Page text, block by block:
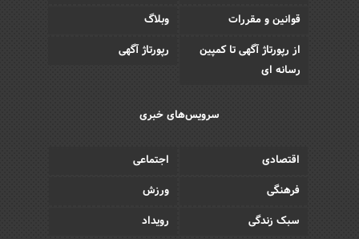
قوانین و مقررات
وبلاگ
از رپورتاژ آگهی تا کمپین
رسانه ای
رپورتاژ آگهی
سرویس‌های خبری
اقتصادی
اجتماعی
فرهنگی
ورزش
سبک زندگی
رویداد